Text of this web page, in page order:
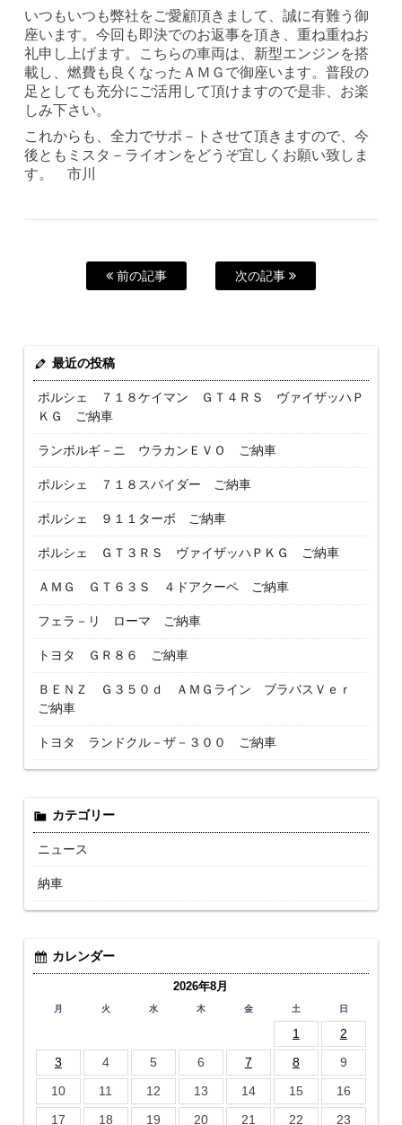
いつもいつも弊社をご愛顧頂きまして、誠に有難う御
座います。今回も即決でのお返事を頂き、重ね重ねお
礼申し上げます。こちらの車両は、新型エンジンを搭
載し、燃費も良くなったＡＭＧで御座います。普段の
足としても充分にご活用して頂けますので是非、お楽
しみ下さい。
これからも、全力でサポ－トさせて頂きますので、今
後ともミスタ－ライオンをどうぞ宜しくお願い致しま
す。 市川
前の記事 次の記事
最近の投稿
ポルシェ ７１８ケイマン ＧＴ４ＲＳ ヴァイザッハＰ
ＫＧ ご納車
ランボルギ－ニ ウラカンＥＶＯ ご納車
ポルシェ ７１８スパイダー ご納車
ポルシェ ９１１ターボ ご納車
ポルシェ ＧＴ３ＲＳ ヴァイザッハＰＫＧ ご納車
ＡＭＧ ＧＴ６３Ｓ ４ドアクーペ ご納車
フェラ－リ ローマ ご納車
トヨタ ＧＲ８６ ご納車
ＢＥＮＺ Ｇ３５０ｄ ＡＭＧライン ブラバスＶｅｒ
ご納車
トヨタ ランドクル－ザ－３００ ご納車
カテゴリー
ニュース
納車
カレンダー
2026年8月
月 火 水 木 金 土 日
1
2
3
4 5 6 7 8
9
10
11 12 13 14 15
16
17
18 19 20 21 22 23